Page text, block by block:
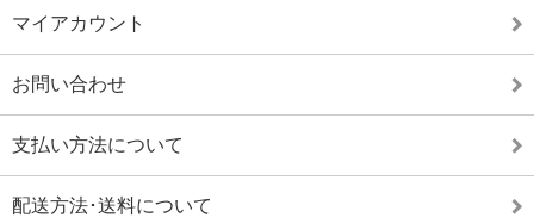
マイアカウント
お問い合わせ
支払い方法について
配送方法･送料について